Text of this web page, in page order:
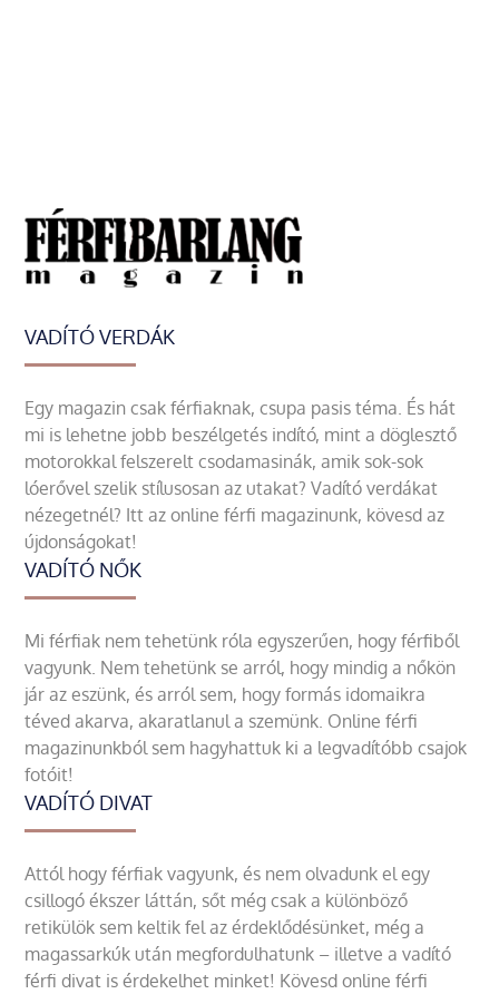
VADÍTÓ VERDÁK
Egy magazin csak férfiaknak, csupa pasis téma. És hát
mi is lehetne jobb beszélgetés indító, mint a döglesztő
motorokkal felszerelt csodamasinák, amik sok-sok
lóerővel szelik stílusosan az utakat? Vadító verdákat
nézegetnél? Itt az online férfi magazinunk, kövesd az
újdonságokat!
VADÍTÓ NŐK
Mi férfiak nem tehetünk róla egyszerűen, hogy férfiből
vagyunk. Nem tehetünk se arról, hogy mindig a nőkön
jár az eszünk, és arról sem, hogy formás idomaikra
téved akarva, akaratlanul a szemünk. Online férfi
magazinunkból sem hagyhattuk ki a legvadítóbb csajok
fotóit!
VADÍTÓ DIVAT
Attól hogy férfiak vagyunk, és nem olvadunk el egy
csillogó ékszer láttán, sőt még csak a különböző
retikülök sem keltik fel az érdeklődésünket, még a
magassarkúk után megfordulhatunk – illetve a vadító
férfi divat is érdekelhet minket! Kövesd online férfi